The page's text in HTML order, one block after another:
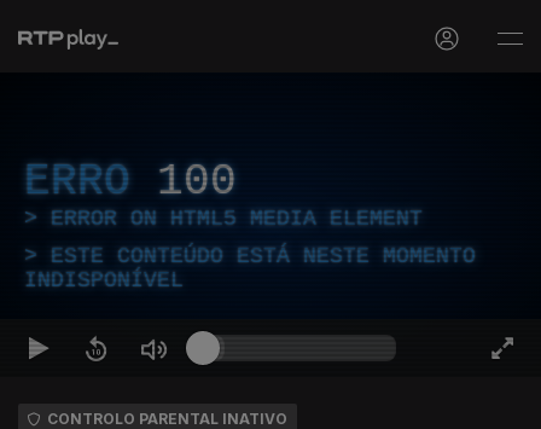
ERRO 100
ERROR ON HTML5 MEDIA ELEMENT
ESTE CONTEÚDO ESTÁ NESTE MOMENTO
INDISPONÍVEL
CONTROLO PARENTAL INATIVO